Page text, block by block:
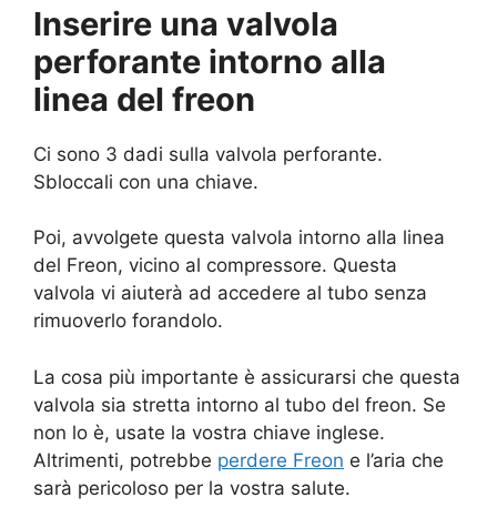
Inserire una valvola
perforante intorno alla
linea del freon
Ci sono 3 dadi sulla valvola perforante.
Sbloccali con una chiave.
Poi, avvolgete questa valvola intorno alla linea
del Freon, vicino al compressore. Questa
valvola vi aiuterà ad accedere al tubo senza
rimuoverlo forandolo.
La cosa più importante è assicurarsi che questa
valvola sia stretta intorno al tubo del freon. Se
non lo è, usate la vostra chiave inglese.
Altrimenti, potrebbe perdere Freon e l’aria che
sarà pericoloso per la vostra salute.